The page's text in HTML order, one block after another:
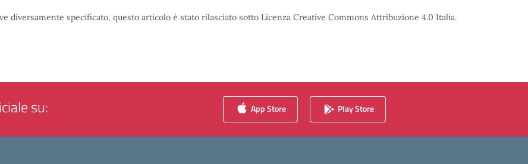
diversamente specificato, questo articolo è stato rilasciato sotto Licenza Creative Commons Attribuzione 4.0 Italia.
su: App Store Play Store